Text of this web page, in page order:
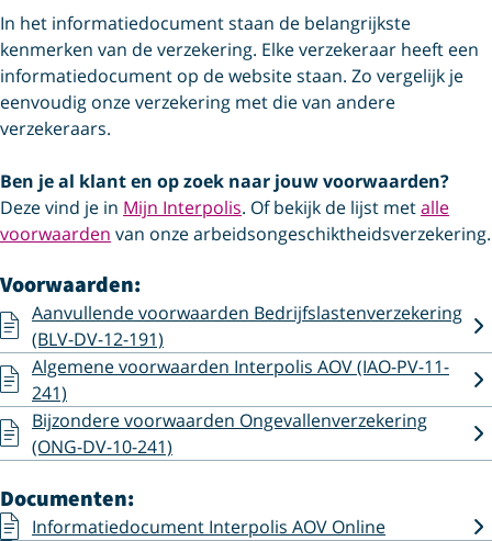
In het informatiedocument staan de belangrijkste
kenmerken van de verzekering. Elke verzekeraar heeft een
informatie­document op de website staan. Zo vergelijk je
eenvoudig onze verzekering met die van andere
verzekeraars.
Ben je al klant en op zoek naar jouw voorwaarden?
Deze vind je in Mijn Interpolis. Of bekijk de lijst metalle
voorwaarden van onze arbeids­ongeschiktheids­verzekering.
Voorwaarden:
Aanvullende voorwaarden Bedrijfslastenverzekering
(BLV-DV-12-191)
Algemene voorwaarden Interpolis AOV (IAO-PV-11-
241)
Bijzondere voorwaarden Ongevallenverzekering
(ONG-DV-10-241)
Documenten:
Informatiedocument Interpolis AOV Online